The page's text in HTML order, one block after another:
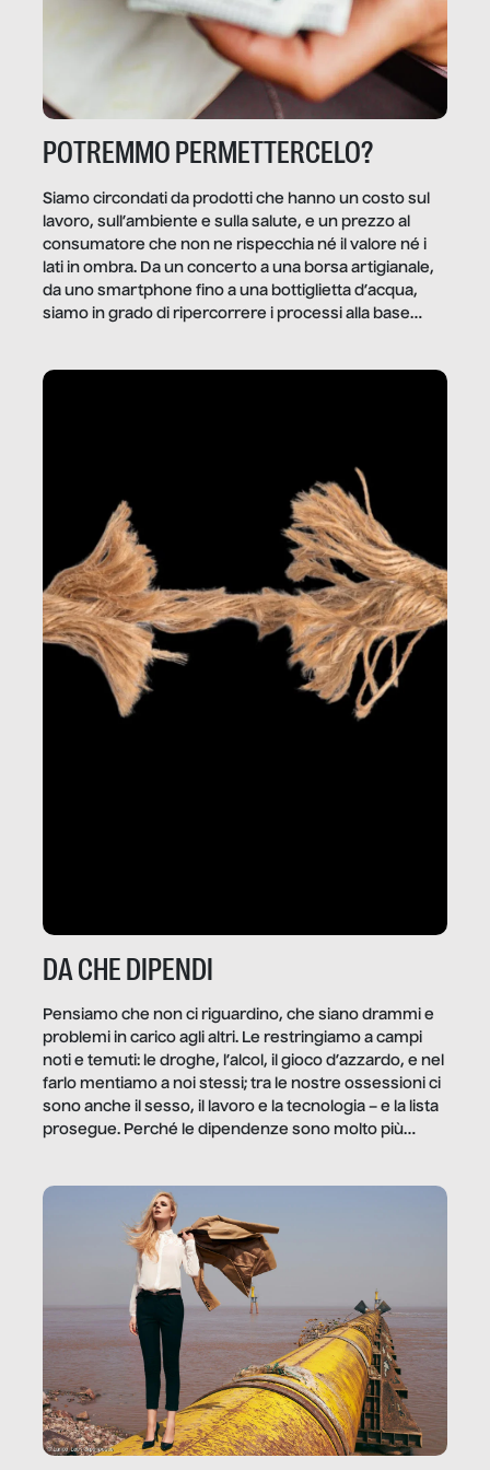
POTREMMO PERMETTERCELO?
Siamo circondati da prodotti che hanno un costo sul
lavoro, sull’ambiente e sulla salute, e un prezzo al
consumatore che non ne rispecchia né il valore né i
lati in ombra. Da un concerto a una borsa artigianale,
da uno smartphone fino a una bottiglietta d’acqua,
siamo in grado di ripercorrere i processi alla base
dietro gli oggetti e i servizi che fanno la nostra vita
DA CHE DIPENDI
Pensiamo che non ci riguardino, che siano drammi e
problemi in carico agli altri. Le restringiamo a campi
noti e temuti: le droghe, l’alcol, il gioco d’azzardo, e nel
farlo mentiamo a noi stessi; tra le nostre ossessioni ci
sono anche il sesso, il lavoro e la tecnologia – e la lista
prosegue. Perché le dipendenze sono molto più
trae un guadagno. In questo reportage vediamo
quale e come.